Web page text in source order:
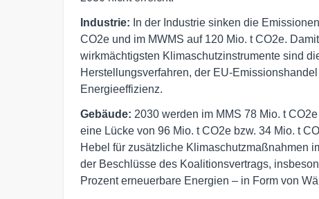
Industrie: In der Industrie sinken die
CO2e und im MWMS auf 120 Mio. t CO2e.
wirkmächtigsten Klimaschutz­instrumente sind
Herstellungsverfahren, der EU-
Energieeffizienz.
Gebäude: 2030 werden im MMS 78 Mio. t
eine Lücke von 96 Mio. t CO2e bzw. 34 Mio. t
Hebel für zusätzliche Klimaschutzmaßnahmen
der Beschlüsse des Koalitionsvertrags,
Prozent erneuerbare Energien – in Form von